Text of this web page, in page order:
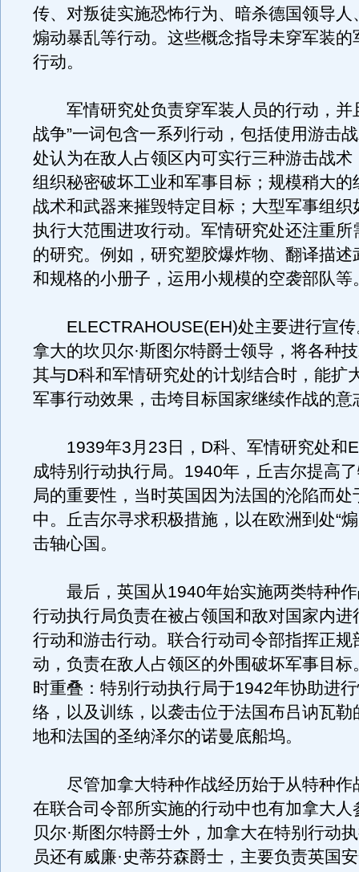
传、对叛徒实施恐怖行为、暗杀德国领导人
煽动暴乱等行动。这些概念指导未穿军装的
行动。
军情研究处负责穿军装人员的行动，并
战争”一词包含一系列行动，包括使用游击
处认为在敌人占领区内可实行三种游击战术
组织秘密破坏工业和军事目标；规模稍大的
战术和武器来摧毁特定目标；大型军事组织
执行大范围进攻行动。军情研究处还注重所
的研究。例如，研究塑胶爆炸物、翻译描述
和规格的小册子，运用小规模的空袭部队等
ELECTRAHOUSE(EH)处主要进行宣传
拿大的坎贝尔·斯图尔特爵士领导，将各种
其与D科和军情研究处的计划结合时，能扩
军事行动效果，击垮目标国家继续作战的意
1939年3月23日，D科、军情研究处和
成特别行动执行局。1940年，丘吉尔提高
局的重要性，当时英国因为法国的沦陷而处
中。丘吉尔寻求积极措施，以在欧洲到处“
击轴心国。
最后，英国从1940年始实施两类特种作
行动执行局负责在被占领国和敌对国家内进
行动和游击行动。联合行动司令部指挥正规
动，负责在敌人占领区的外围破坏军事目标
时重叠：特别行动执行局于1942年协助进
络，以及训练，以袭击位于法国布吕讷瓦勒
地和法国的圣纳泽尔的诺曼底船坞。
尽管加拿大特种作战经历始于从特种作
在联合司令部所实施的行动中也有加拿大人
贝尔·斯图尔特爵士外，加拿大在特别行动
员还有威廉·史蒂芬森爵士，主要负责英国